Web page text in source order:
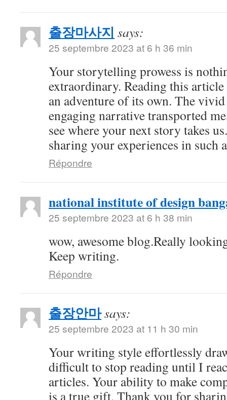
출장마사지 says:
25 septembre 2023 at 6 h 36 min
Your storytelling prowess is
extraordinary. Reading this
an adventure of its own. The
engaging narrative transported
see where your next story takes
sharing your experiences in such
Répondre
national institute of design
25 septembre 2023 at 6 h 38 min
wow, awesome blog.Really
Keep writing.
Répondre
출장안마says:
25 septembre 2023 at 11 h 30 min
Your writing style effortlessly
difficult to stop reading until I
articles. Your ability to make
is a true gift. Thank you for